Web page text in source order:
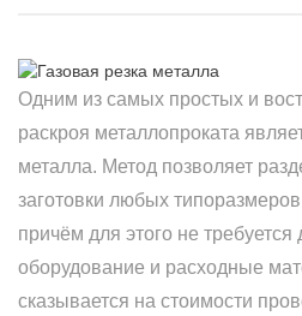
Одним из самых простых и
раскроя металлопроката
металла. Метод позволяет
заготовки любых
причём для этого не требуется
оборудование и расходные
сказывается на стоимости